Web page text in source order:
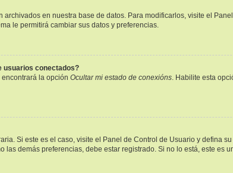
en nuestra base de datos. Para modificarlos, visite el
le permitirá cambiar sus datos y preferencias.
usuarios conectados?
la opción Ocultar mi estado de conexións. Habilite esta
Si este es el caso, visite el Panel de Control de Usuario y defina
las demás preferencias, debe estar registrado. Si no lo está, este es